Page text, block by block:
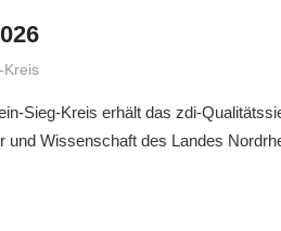
Kreis
Sieg-Kreis erhält das zdi-
und Wissenschaft des Landes